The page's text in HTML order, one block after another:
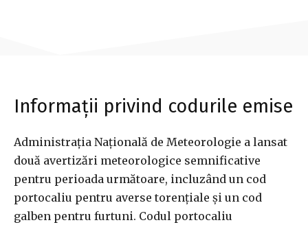
Informații privind codurile emise
Administrația Națională de Meteorologie a lansat
două avertizări meteorologice semnificative
pentru perioada următoare, incluzând un cod
portocaliu pentru averse torențiale și un cod
galben pentru furtuni. Codul portocaliu